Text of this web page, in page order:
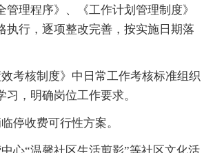
管理程序》、《工作计划管理制度》
执行，逐项整改完善，按实施日期落
核制度》中日常工作考核标准组织
习，明确岗位工作要求。
收费可行性方案。